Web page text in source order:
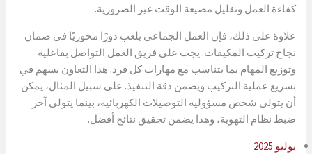
كفاءة العمل وتقليل مضيعة الوقت غير الضرورية.
علاوة على ذلك، فإن العمل الجماعي يلعب دورًا محوريًا في ضمان
نجاح تركيب المكيفات. يجب على فريق العمل التواصل بفاعلية
وتوزيع المهام بما يتناسب مع مهارات كل فرد. هذا التعاون يسهم في
تسريع عملية التركيب ويضمن دقة التنفيذ. على سبيل المثال، يمكن
أن يتولى شخص مسؤولية التوصيلات الكهربائية، بينما يتولى آخر
ضبط نظام التهوية، وهذا يضمن تحقيق نتائج أفضل.
يوليو 2025